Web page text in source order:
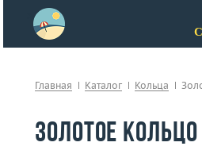
Главная Каталог Кольца
Золотое